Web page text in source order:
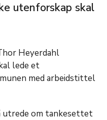
utenforskap skal
Heyerdahl
lede et
med arbeidstittel
utrede om tankesettet